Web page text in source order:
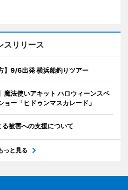
スリリース
】9/6出発 横浜船釣りツアー
魔法使いアキット ハロウィーンスペ
ー「ヒドゥンマスカレード」
る被害への支援について
っと見る